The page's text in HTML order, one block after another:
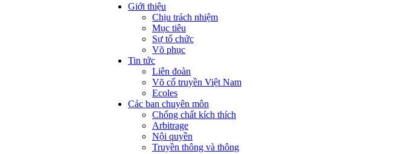
Giới thiệu
Chịu trách nhiệm
Mục tiêu
Sự tổ chức
Võ phục
Tin tức
Liên đoàn
Võ cổ truyền Việt Nam
Ecoles
Các ban chuyên môn
Chống chất kích thích
Arbitrage
Nội quyền
Truyền thông và thông